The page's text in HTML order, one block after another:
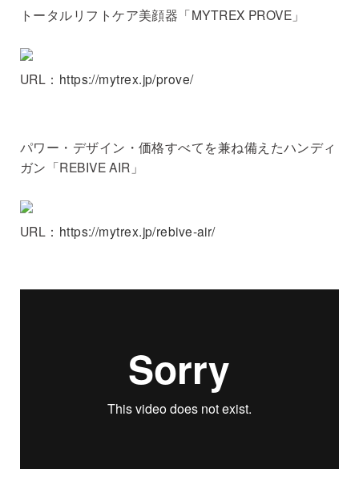
トータルリフトケア美顔器「MYTREX PROVE」
URL： https://mytrex.jp/prove/
パワー・デザイン・価格すべてを兼ね備えたハンディ
ガン「REBIVE AIR」
URL： https://mytrex.jp/rebive-air/